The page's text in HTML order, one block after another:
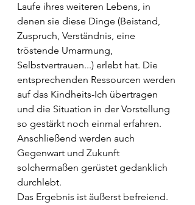
Laufe ihres weiteren Lebens, in
denen sie diese Dinge (Beistand,
Zuspruch, Verständnis, eine
tröstende Umarmung,
Selbstvertrauen...) erlebt hat. Die
entsprechenden Ressourcen werden
auf das Kindheits-Ich übertragen
und die Situation in der Vorstellung
so gestärkt noch einmal erfahren.
Anschließend werden auch
Gegenwart und Zukunft
solchermaßen gerüstet gedanklich
durchlebt.
Das Ergebnis ist äußerst befreiend.